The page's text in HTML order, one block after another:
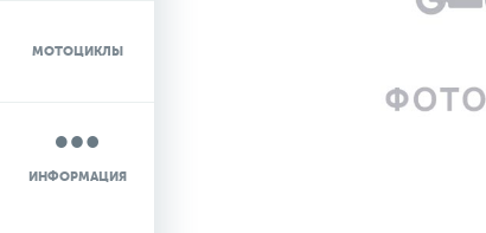
МОТОЦИКЛЫ
ИНФОРМАЦИЯ